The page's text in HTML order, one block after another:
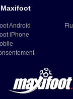
Android
iPhone